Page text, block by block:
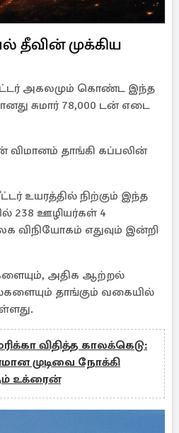
தீவின் முக்கிய
மீட்டர் அகலமும் கொண்ட இந்த
சுமார் 78,000 டன் எடை
விமானம் தாங்கி கப்பலின்
உயரத்தில் நிற்கும் இந்த
238 ஊழியர்கள் 4
விநியோகம் எதுவும் இன்றி
அதிக ஆற்றல்
தாங்கும் வகையில்
விதித்த காலக்கெடு:
முடிவை நோக்கி
உக்ரைன்